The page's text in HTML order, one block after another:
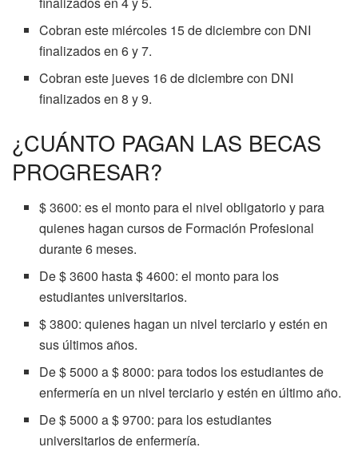
Cobran este miércoles 15 de diciembre con DNI
finalizados en 6 y 7.
Cobran este jueves 16 de diciembre con DNI
finalizados en 8 y 9.
¿CUÁNTO PAGAN LAS BECAS
PROGRESAR?
$ 3600: es el monto para el nivel obligatorio y para
quienes hagan cursos de Formación Profesional
durante 6 meses.
De $ 3600 hasta $ 4600: el monto para los
estudiantes universitarios.
$ 3800: quienes hagan un nivel terciario y estén en
sus últimos años.
De $ 5000 a $ 8000: para todos los estudiantes de
enfermería en un nivel terciario y estén en último año.
De $ 5000 a $ 9700: para los estudiantes
universitarios de enfermería.